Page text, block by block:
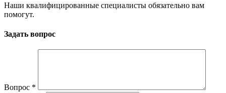
Наши квалифицированные специалисты обязательно вам
помогут.
Задать вопрос
Вопрос *